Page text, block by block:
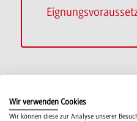
Formular zur
Wir verwenden Cookies
Wir können diese zur Analyse unserer